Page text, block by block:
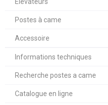
Postes à came
Accessoire
Informations techniques
Recherche postes a came
Catalogue en ligne